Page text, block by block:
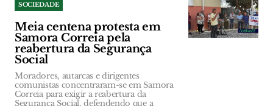
SOCIEDADE
Meia centena protesta em
Samora Correia pela
reabertura da Segurança
Social
Moradores, autarcas e dirigentes
comunistas concentraram-se em Samora
Correia para exigir a reabertura da
Segurança Social, defendendo que a